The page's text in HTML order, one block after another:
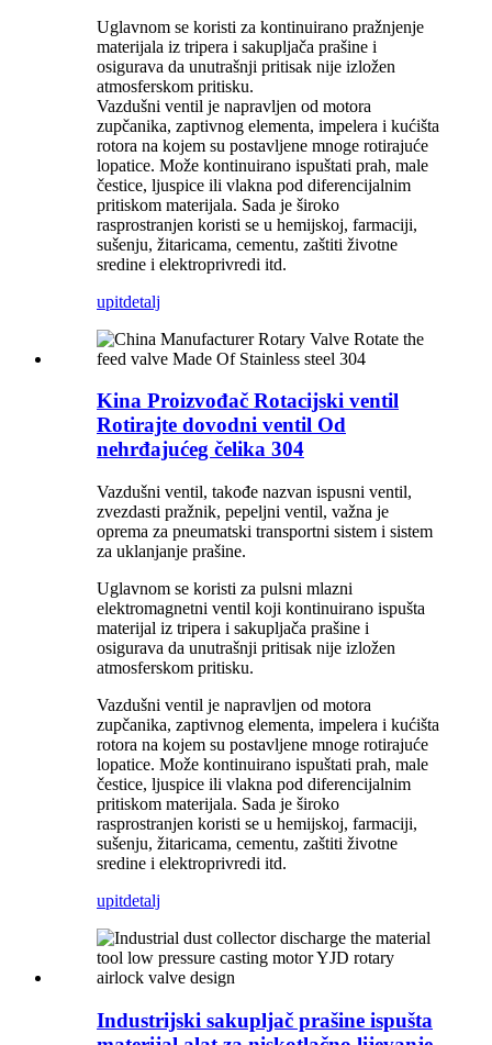
Uglavnom se koristi za kontinuirano pražnjenje
materijala iz tripera i sakupljača prašine i
osigurava da unutrašnji pritisak nije izložen
atmosferskom pritisku.
Vazdušni ventil je napravljen od motora
zupčanika, zaptivnog elementa, impelera i kućišta
rotora na kojem su postavljene mnoge rotirajuće
lopatice. Može kontinuirano ispuštati prah, male
čestice, ljuspice ili vlakna pod diferencijalnim
pritiskom materijala. Sada je široko
rasprostranjen koristi se u hemijskoj, farmaciji,
sušenju, žitaricama, cementu, zaštiti životne
sredine i elektroprivredi itd.
upitdetalj
Kina Proizvođač Rotacijski ventil
Rotirajte dovodni ventil Od
nehrđajućeg čelika 304
Vazdušni ventil, takođe nazvan ispusni ventil,
zvezdasti pražnik, pepeljni ventil, važna je
oprema za pneumatski transportni sistem i sistem
za uklanjanje prašine.
Uglavnom se koristi za pulsni mlazni
elektromagnetni ventil koji kontinuirano ispušta
materijal iz tripera i sakupljača prašine i
osigurava da unutrašnji pritisak nije izložen
atmosferskom pritisku.
Vazdušni ventil je napravljen od motora
zupčanika, zaptivnog elementa, impelera i kućišta
rotora na kojem su postavljene mnoge rotirajuće
lopatice. Može kontinuirano ispuštati prah, male
čestice, ljuspice ili vlakna pod diferencijalnim
pritiskom materijala. Sada je široko
rasprostranjen koristi se u hemijskoj, farmaciji,
sušenju, žitaricama, cementu, zaštiti životne
sredine i elektroprivredi itd.
upitdetalj
Industrijski sakupljač prašine ispušta